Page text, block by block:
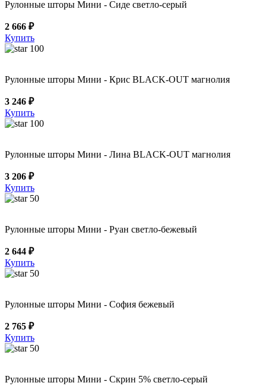
Рулонные шторы Мини - Сиде светло-серый
2 666 ₽
Купить
100
Рулонные шторы Мини - Крис BLACK-OUT магнолия
3 246 ₽
Купить
100
Рулонные шторы Мини - Лина BLACK-OUT магнолия
3 206 ₽
Купить
50
Рулонные шторы Мини - Руан светло-бежевый
2 644 ₽
Купить
50
Рулонные шторы Мини - София бежевый
2 765 ₽
Купить
50
Рулонные шторы Мини - Скрин 5% светло-серый